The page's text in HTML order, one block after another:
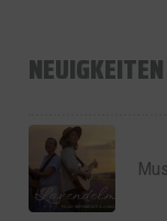
NEUIGKEITEN